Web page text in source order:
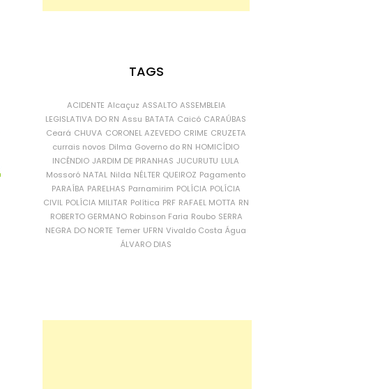
TAGS
ACIDENTE Alcaçuz ASSALTO ASSEMBLEIA
LEGISLATIVA DO RN Assu BATATA Caicó CARAÚBAS
Ceará CHUVA CORONEL AZEVEDO CRIME CRUZETA
currais novos Dilma Governo do RN HOMICÍDIO
INCÊNDIO JARDIM DE PIRANHAS JUCURUTU LULA
Mossoró NATAL Nilda NÉLTER QUEIROZ Pagamento
PARAÍBA PARELHAS Parnamirim POLÍCIA POLÍCIA
CIVIL POLÍCIA MILITAR Política PRF RAFAEL MOTTA RN
ROBERTO GERMANO Robinson Faria Roubo SERRA
NEGRA DO NORTE Temer UFRN Vivaldo Costa Água
ÁLVARO DIAS